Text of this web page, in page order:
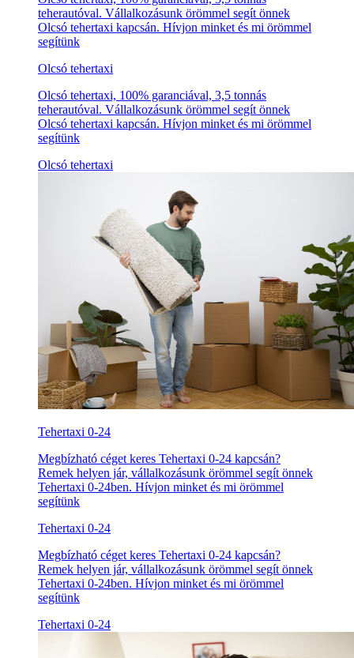
teherautóval. Vállalkozásunk örömmel segít önnek
Olcsó tehertaxi kapcsán. Hívjon minket és mi örömmel
segítünk
Olcsó tehertaxi
Olcsó tehertaxi, 100% garanciával, 3,5 tonnás
teherautóval. Vállalkozásunk örömmel segít önnek
Olcsó tehertaxi kapcsán. Hívjon minket és mi örömmel
segítünk
Olcsó tehertaxi
Tehertaxi 0-24
Megbízható céget keres Tehertaxi 0-24 kapcsán?
Remek helyen jár, vállalkozásunk örömmel segít önnek
Tehertaxi 0-24ben. Hívjon minket és mi örömmel
segítünk
Tehertaxi 0-24
Megbízható céget keres Tehertaxi 0-24 kapcsán?
Remek helyen jár, vállalkozásunk örömmel segít önnek
Tehertaxi 0-24ben. Hívjon minket és mi örömmel
segítünk
Tehertaxi 0-24